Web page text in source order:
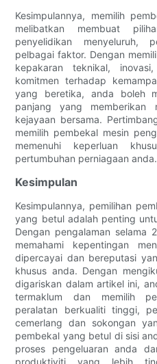
Kesimpulannya, memilih
melibatkan membuat
penyelidikan menyeluruh,
pelbagai faktor. Dengan
kepakaran teknikal,
komitmen terhadap
yang beretika, anda boleh
panjang yang memberikan
kejayaan bersama.
memilih pembekal mesin
memenuhi keperluan
pertumbuhan perniagaan anda.
Kesimpulan
Kesimpulannya, pemilihan
yang betul adalah penting
Dengan pengalaman selama
memahami kepentingan
dipercayai dan bereputasi
khusus anda. Dengan
digariskan dalam artikel ini,
termaklum dan memilih
peralatan berkualiti tinggi,
cemerlang dan sokongan
pembekal yang betul di sisi
proses pengeluaran anda